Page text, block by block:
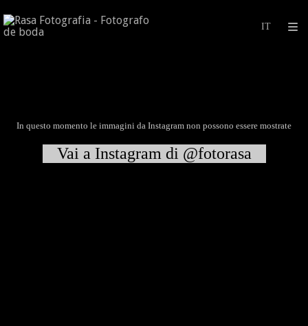
In questo momento le immagini da Instagram non possono essere mostrate
Vai a Instagram di @fotorasa